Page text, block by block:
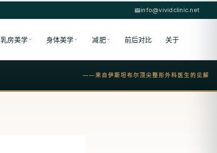
info@vividclinic.net
乳房美学 身体美学 减肥 前后对比 关于
——来自伊斯坦布尔顶尖整形外科医生的见解